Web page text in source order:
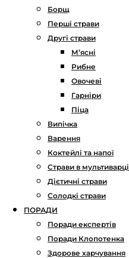
Борщ
Перші страви
Другі страви
М’ясні
Рибне
Овочеві
Гарніри
Піца
Випічка
Варення
Коктейлі та напої
Страви в мультиварці
Дієтичні страви
Солодкі страви
ПОРАДИ
Поради експертів
Поради Клопотенка
Здорове харчування